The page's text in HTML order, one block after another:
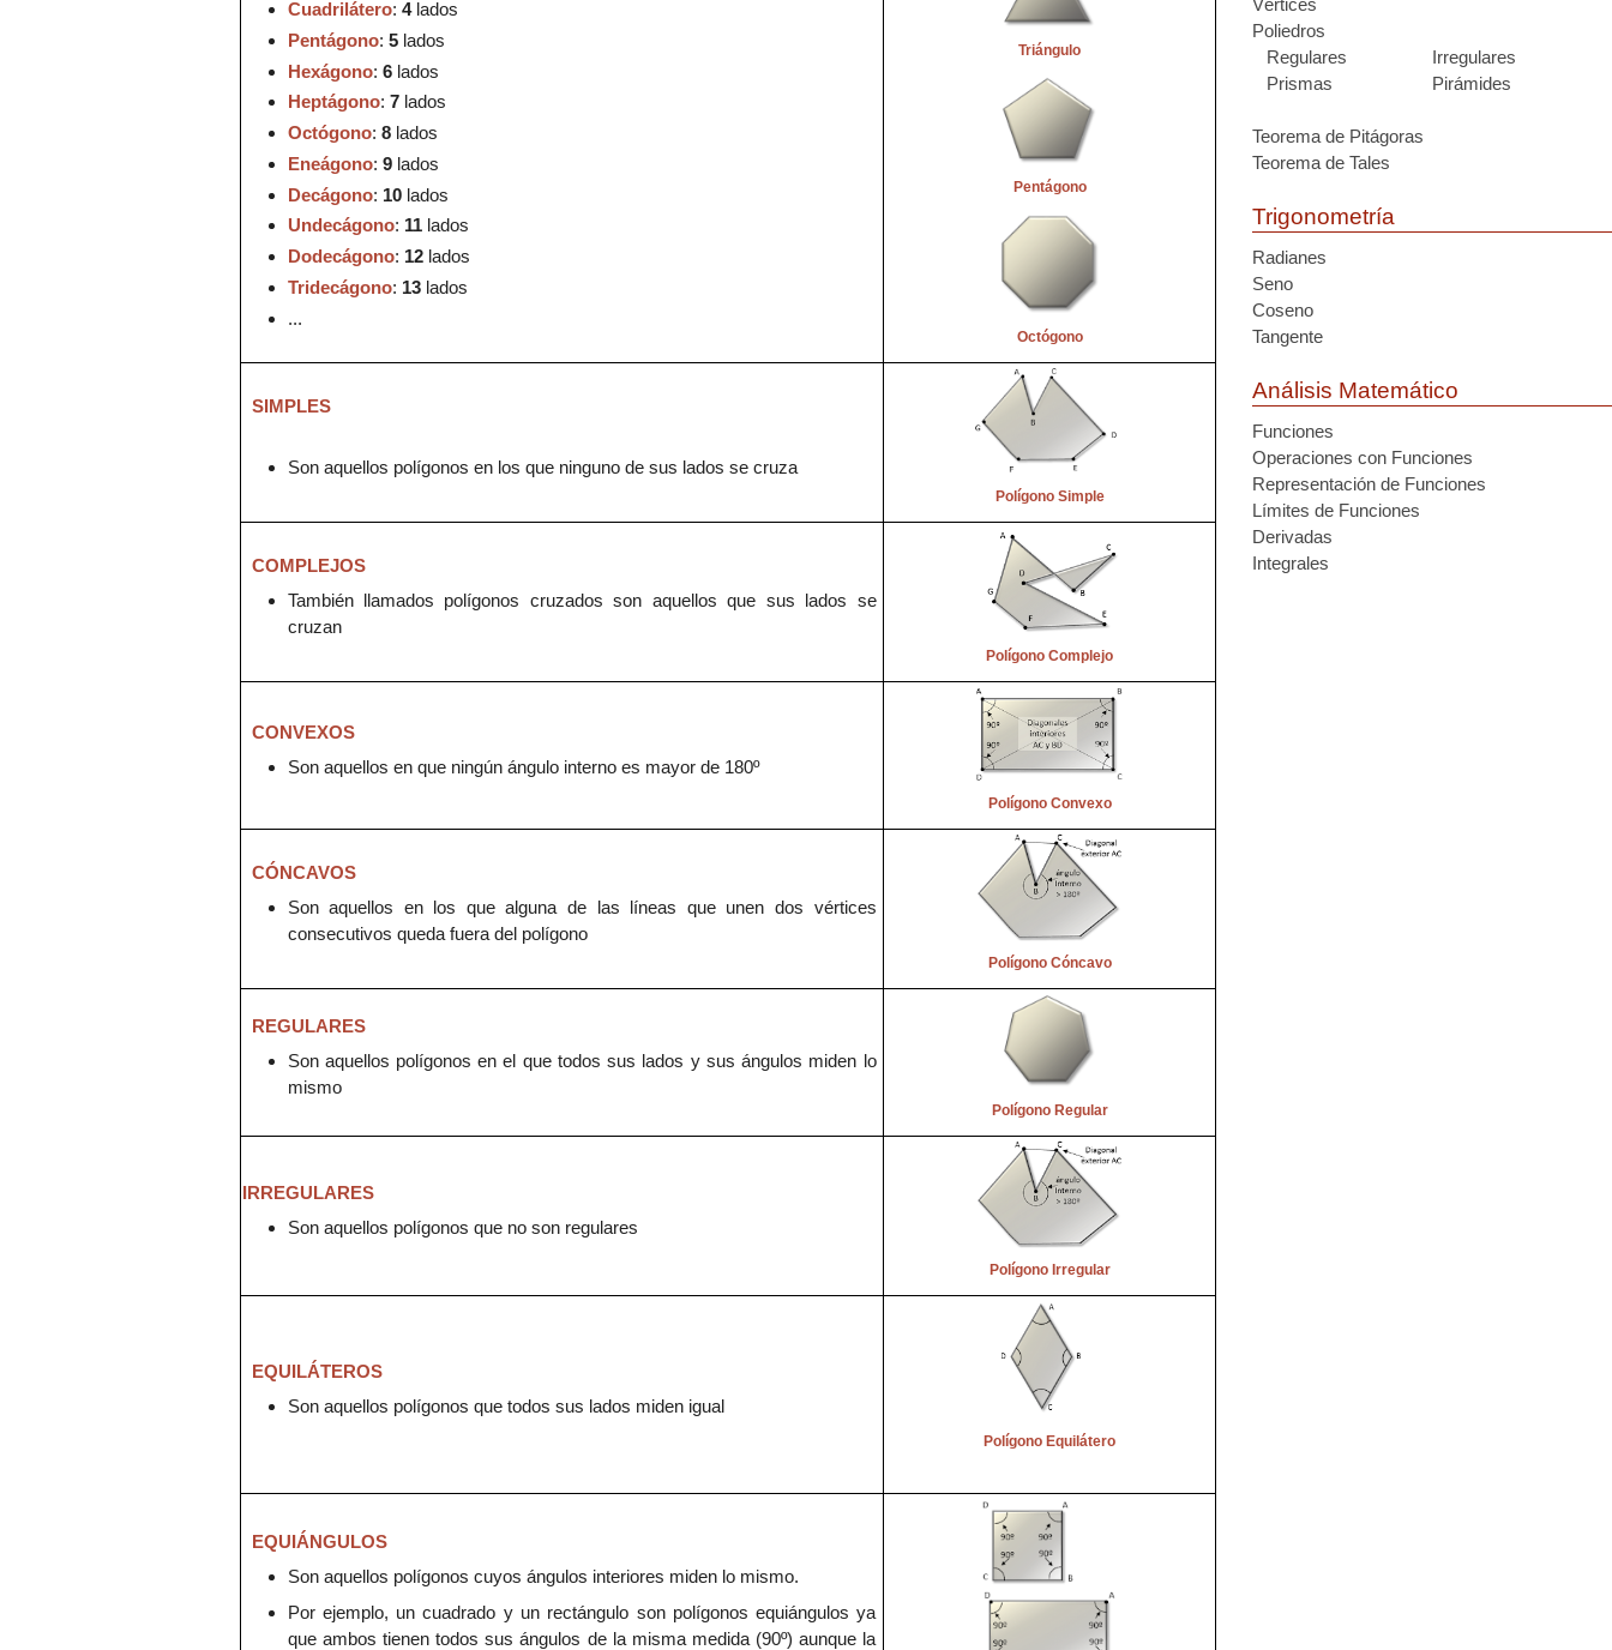
Cuadrilátero: 4 lados
Pentágono: 5 lados
Hexágono: 6 lados
Heptágono: 7 lados
Octógono: 8 lados
Eneágono: 9 lados
Decágono: 10 lados
Undecágono: 11 lados
Dodecágono: 12 lados
Tridecágono: 13 lados
...
Triángulo
Pentágono
Octógono
SIMPLES
Son aquellos polígonos en los que ningunode sus lados se cruza
Polígono Simple
COMPLEJOS
También llamados polígonos cruzadosson aquellos que sus lados se
cruzan
Polígono Complejo
CONVEXOS
Son aquellos en que ningún ángulo interno es mayor de 180º
Polígono Convexo
CÓNCAVOS
Son aquellos en los quealguna de las líneas que unen dos vértices
consecutivos queda fuera del polígono
Polígono Cóncavo
REGULARES
Son aquellos polígonos en el que todos sus lados y sus ángulos miden lo
mismo
Polígono Regular
IRREGULARES
Son aquellos polígonos que no son regulares
Polígono Irregular
EQUILÁTEROS
Son aquellos polígonos que todos sus lados miden igual
Polígono Equilátero
EQUIÁNGULOS
Son aquellos polígonos cuyos ángulos interiores miden lo mismo.
Por ejemplo, un cuadrado y un rectángulo son polígonos equiángulos ya
que ambos tienen todos sus ángulos de la misma medida (90º) aunque la
Vértices
Poliedros
Regulares
Irregulares
Prismas
Pirámides
Teorema de Pitágoras
Teorema de Tales
Trigonometría
Radianes
Seno
Coseno
Tangente
Análisis Matemático
Funciones
Operaciones con Funciones
Representación de Funciones
Límites de Funciones
Derivadas
Integrales